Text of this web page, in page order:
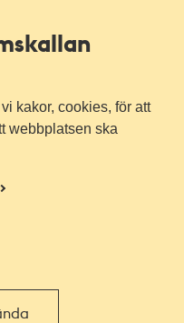
kakor, cookies, för att
webbplatsen ska